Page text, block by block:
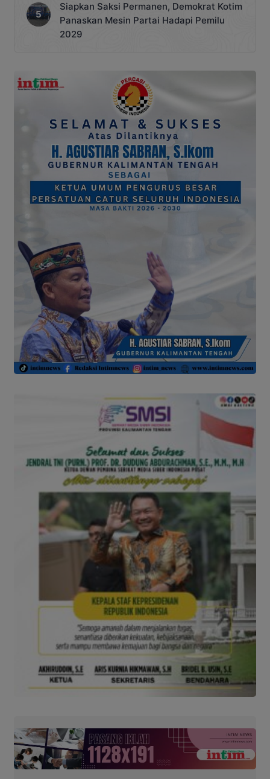
Siapkan Saksi Permanen, Demokrat Kotim
Panaskan Mesin Partai Hadapi Pemilu
2029